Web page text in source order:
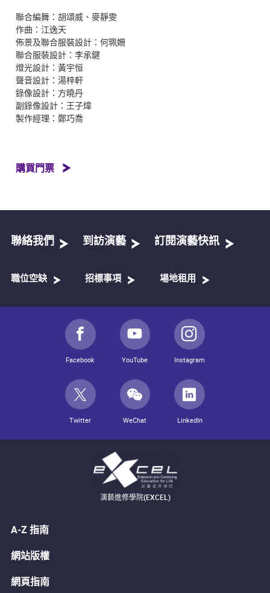
聯合編舞：胡頌威、麥靜雯
作曲：江逸天
佈景及聯合服裝設計：何珮姍
聯合服裝設計：李承鍵
燈光設計：黃宇恒
聲音設計：湯梓軒
錄像設計：方曉丹
副錄像設計：王子煒
製作經理：鄭巧喬
購買門票
聯絡我們 到訪演藝 訂閱演藝快訊
職位空缺 招標事項 場地租用
Facebook YouTube Instagram
Twitter WeChat LinkedIn
演藝進修學院(EXCEL)
A-Z 指南
網站版權
網頁指南